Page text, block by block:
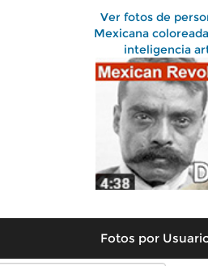
Ver fotos de
Mexicana
inteligencia
Fotos por